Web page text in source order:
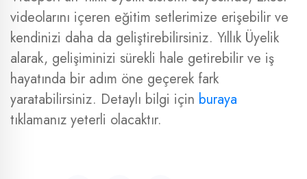
videolarını içeren eğitim setlerimize erişebilir ve
kendinizi daha da geliştirebilirsiniz. Yıllık Üyelik
alarak, gelişiminizi sürekli hale getirebilir ve iş
hayatında bir adım öne geçerek fark
yaratabilirsiniz. Detaylı bilgi için buraya
tıklamanız yeterli olacaktır.